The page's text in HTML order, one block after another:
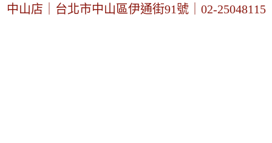
中山店｜台北市中山區伊通街91號｜02-25048115